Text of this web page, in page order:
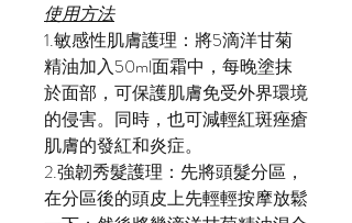
使用方法
1.敏感性肌膚護理：將5滴洋甘菊
精油加入50ml面霜中，每晚塗抹
於面部，可保護肌膚免受外界環境
的侵害。同時，也可減輕紅斑痤瘡
肌膚的發紅和炎症。
2.強韌秀髮護理：先將頭髮分區，
在分區後的頭皮上先輕輕按摩放鬆